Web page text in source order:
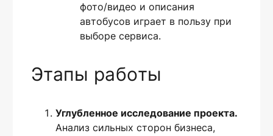
фото/видео и описания
автобусов играет в пользу при
выборе сервиса.
Этапы работы
Углубленное исследование проекта.
Анализ сильных сторон бизнеса,